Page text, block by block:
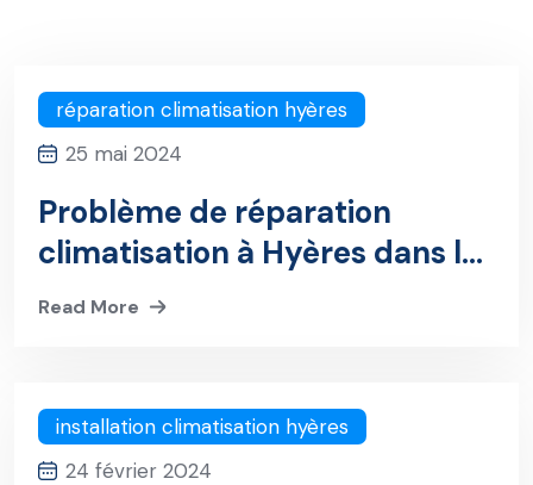
réparation climatisation hyères
25 mai 2024
Problème de réparation
climatisation à Hyères dans le
Var ?
Read More
installation climatisation hyères
24 février 2024